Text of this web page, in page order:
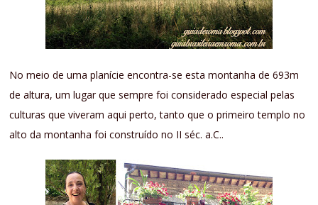
No meio de uma planície encontra-se esta montanha de 693m
de altura, um lugar que sempre foi considerado especial pelas
culturas que viveram aqui perto, tanto que o primeiro templo no
alto da montanha foi construído no II séc. a.C..